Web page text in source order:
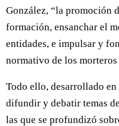
González, “la promoción
formación, ensanchar el
entidades, e impulsar y
normativo de los
Todo ello, desarrollado
difundir y debatir temas
las que se profundizó